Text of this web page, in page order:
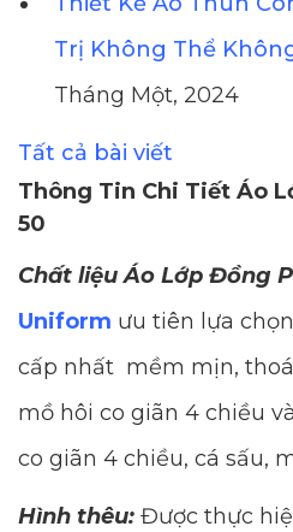
Trị Không Thể
Tháng Một, 2024
Tất cả bài viết
Thông Tin Chi Tiết Áo
50
Chất liệu Áo Lớp Đồng
Uniform ưu tiên lựa
cấp nhất mềm mịn,
mồ hôi co giãn 4 chiều
co giãn 4 chiều, cá sấu,
Hình thêu: Được thực